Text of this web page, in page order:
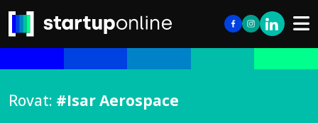
Rovat: #Isar Aerospace